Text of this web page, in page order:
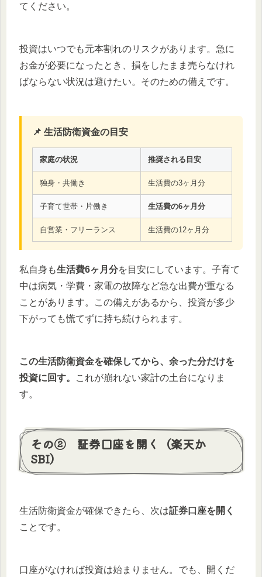
てください。
投資はいつでも元本割れのリスクがあります。急に
お金が必要になったとき、損をしたまま売らなけれ
ばならない状況は避けたい。そのための備えです。
📌 生活防衛資金の目安
家庭の状況 推奨される目安
独身・共働き 生活費の3ヶ月分
子育て世帯・片働き 生活費の6ヶ月分
自営業・フリーランス 生活費の12ヶ月分
私自身も生活費6ヶ月分を目安にしています。子育て
中は病気・学費・家電の故障など急な出費が重なる
ことがあります。この備えがあるから、投資が多少
下がっても慌てずに持ち続けられます。
この生活防衛資金を確保してから、余った分だけを
投資に回す。
これが崩れない家計の土台になりま
す。
その② 証券口座を開く（楽天か
SBI）
生活防衛資金が確保できたら、次は証券口座を開く
ことです。
口座がなければ投資は始まりません。でも、開くだ